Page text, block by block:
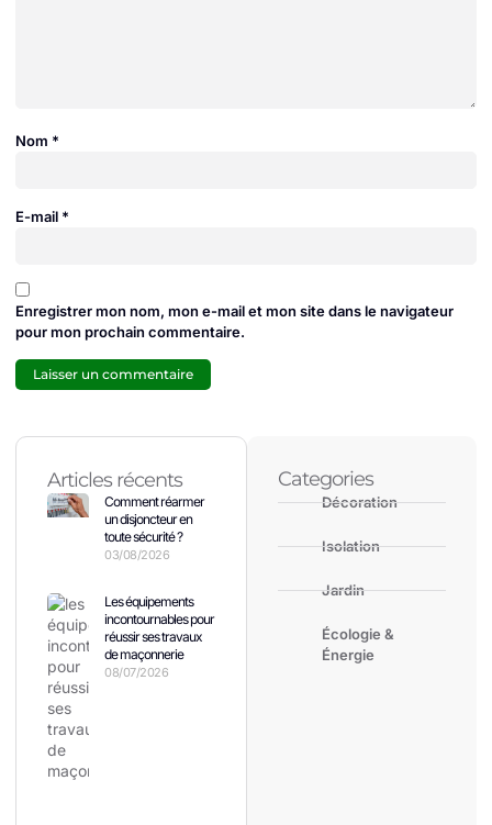
Nom *
E-mail *
Enregistrer mon nom, mon e-mail et mon site dans le navigateur
pour mon prochain commentaire.
Articles récents
Comment réarmer
un disjoncteur en
toute sécurité ?
03/08/2026
Les équipements
incontournables pour
réussir ses travaux
de maçonnerie
08/07/2026
Categories
Décoration
Isolation
Jardin
Écologie &
Énergie